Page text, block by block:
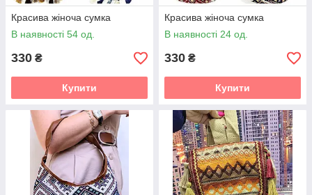
Красива жіноча сумка
В наявності 54 од.
330 ₴
Купити
Красива жіноча сумка
В наявності 24 од.
330 ₴
Купити